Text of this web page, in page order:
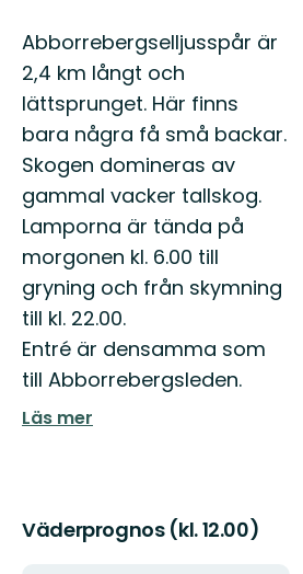
Beskrivning
Abborrebergselljusspår är
2,4 km långt och
lättsprunget. Här finns
bara några få små backar.
Skogen domineras av
gammal vacker tallskog.
Lamporna är tända på
morgonen kl. 6.00 till
gryning och från skymning
till kl. 22.00.
Entré är densamma som
till Abborrebergsleden.
Läs mer
Väderprognos (kl. 12.00)